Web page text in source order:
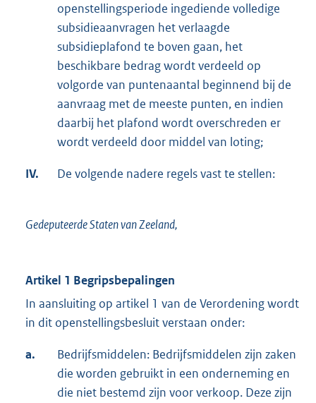
openstellingsperiode ingediende volledige
subsidieaanvragen het verlaagde
subsidieplafond te boven gaan, het
beschikbare bedrag wordt verdeeld op
volgorde van puntenaantal beginnend bij de
aanvraag met de meeste punten, en indien
daarbij het plafond wordt overschreden er
wordt verdeeld door middel van loting;
IV. De volgende nadere regels vast te stellen:
Gedeputeerde Staten van Zeeland,
Artikel 1 Begripsbepalingen
In aansluiting op artikel 1 van de Verordening wordt
in dit openstellingsbesluit verstaan onder:
a.
Bedrijfsmiddelen: Bedrijfsmiddelen zijn zaken
die worden gebruikt in een onderneming en
die niet bestemd zijn voor verkoop. Deze zijn